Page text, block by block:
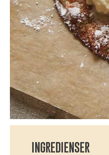
INGREDIENSER